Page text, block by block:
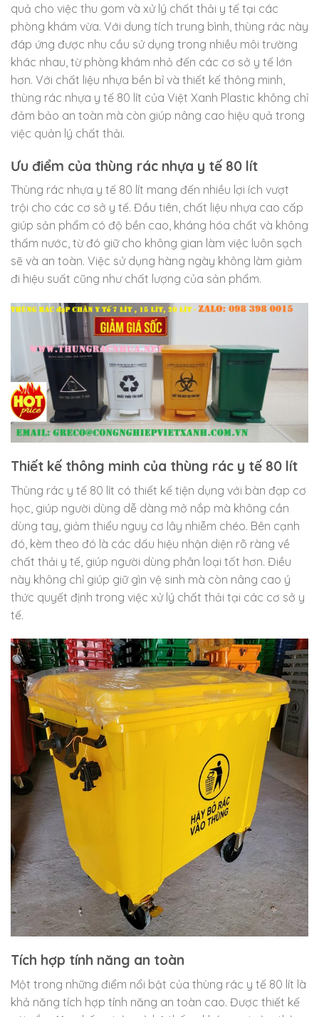
quả cho việc thu gom và xử lý chất thải y tế tại các
phòng khám vừa. Với dung tích trung bình, thùng rác này
đáp ứng được nhu cầu sử dụng trong nhiều môi trường
khác nhau, từ phòng khám nhỏ đến các cơ sở y tế lớn
hơn. Với chất liệu nhựa bền bỉ và thiết kế thông minh,
thùng rác nhựa y tế 80 lít của Việt Xanh Plastic không chỉ
đảm bảo an toàn mà còn giúp nâng cao hiệu quả trong
việc quản lý chất thải.
Ưu điểm của thùng rác nhựa y tế 80 lít
Thùng rác nhựa y tế 80 lít mang đến nhiều lợi ích vượt
trội cho các cơ sở y tế. Đầu tiên, chất liệu nhựa cao cấp
giúp sản phẩm có độ bền cao, kháng hóa chất và không
thấm nước, từ đó giữ cho không gian làm việc luôn sạch
sẽ và an toàn. Việc sử dụng hàng ngày không làm giảm
đi hiệu suất cũng như chất lượng của sản phẩm.
Thiết kế thông minh của thùng rác y tế 80 lít
Thùng rác y tế 80 lít có thiết kế tiện dụng với bàn đạp cơ
học, giúp người dùng dễ dàng mở nắp mà không cần
dùng tay, giảm thiểu nguy cơ lây nhiễm chéo. Bên cạnh
đó, kèm theo đó là các dấu hiệu nhận diện rõ ràng về
chất thải y tế, giúp người dùng phân loại tốt hơn. Điều
này không chỉ giúp giữ gìn vệ sinh mà còn nâng cao ý
thức quyết định trong việc xử lý chất thải tại các cơ sở y
tế.
Tích hợp tính năng an toàn
Một trong những điểm nổi bật của thùng rác y tế 80 lít là
khả năng tích hợp tính năng an toàn cao. Được thiết kế